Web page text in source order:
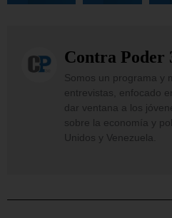
Contra Poder
Somos un programa y
entrevistas, enfocado
dar ventana a los
sobre la economía y
Unidos y Venezuela.